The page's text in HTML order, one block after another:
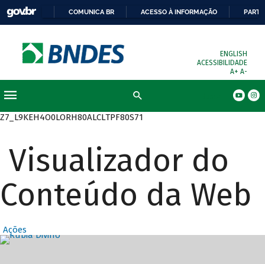
COMUNICA BR ACESSO À INFORMAÇÃO
ENGLISH
ACESSIBILIDADE
A+ A-
Z7_L9KEH4O0LORH80ALCLTPF80S71
Visualizador do
Conteúdo da Web
Ações
Destaques